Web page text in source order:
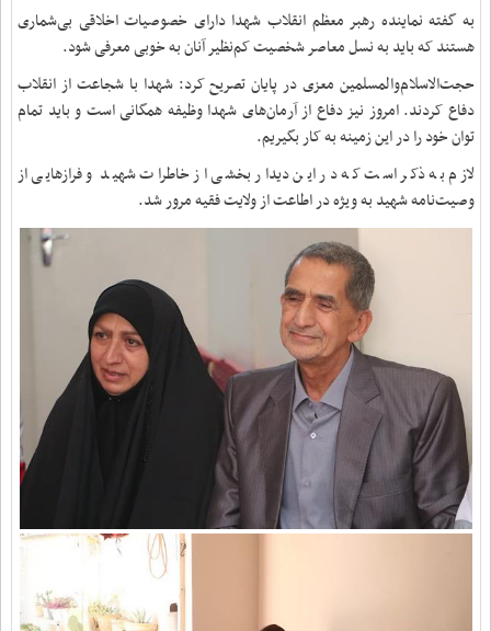
به گفته نماینده رهبر معظم انقلاب شهدا دارای خصوصیات اخلاقی بی‌شماری
هستند که باید به نسل معاصر شخصیت‌ کم‌نظیر آنان به خوبی معرفی شود.
حجت‌الاسلام‌والمسلمین معزی در پایان تصریح کرد: شهدا با شجاعت از انقلاب
دفاع کردند. امروز نیز دفاع از آرمان‌های شهدا وظیفه‌ همگانی است و باید تمام
توان خود را در این زمینه به کار بگیریم.
لازم به ذکر است که در این دیدار بخشی از خاطرات شهید و فرازهایی از
وصیت‌نامه شهید به ویژه در اطاعت از ولایت فقیه مرور شد.